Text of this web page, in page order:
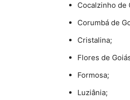
Cocalzinho de
Corumbá de
Cristalina;
Flores de
Formosa;
Luziânia;